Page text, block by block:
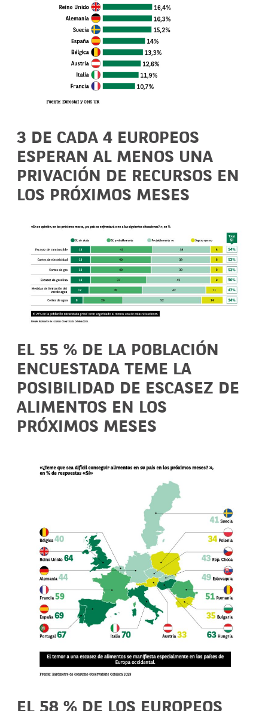
3 DE CADA 4 EUROPEOS
ESPERAN AL MENOS UNA
PRIVACIÓN DE RECURSOS EN
LOS PRÓXIMOS MESES
EL 55 % DE LA POBLACIÓN
ENCUESTADA TEME LA
POSIBILIDAD DE ESCASEZ DE
ALIMENTOS EN LOS
PRÓXIMOS MESES